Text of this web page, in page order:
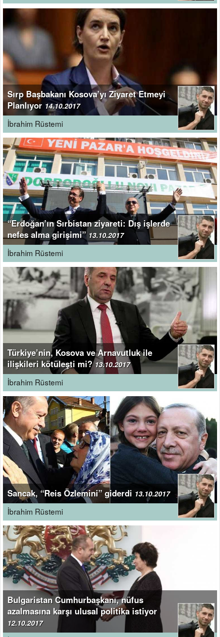
Sırp Başbakanı Kosova’yı Ziyaret Etmeyi
Planlıyor 14.10.2017
İbrahim Rüstemi
“Erdoğan’ın Sırbistan ziyareti: Dış işlerde
nefes alma girişimi” 13.10.2017
İbrahim Rüstemi
Türkiye’nin, Kosova ve Arnavutluk ile
ilişkileri kötüleşti mi?13.10.2017
İbrahim Rüstemi
Sancak, “Reis Özlemini” giderdi 13.10.2017
İbrahim Rüstemi
Bulgaristan Cumhurbaşkanı, nüfus
azalmasına karşı ulusal politika istiyor
12.10.2017